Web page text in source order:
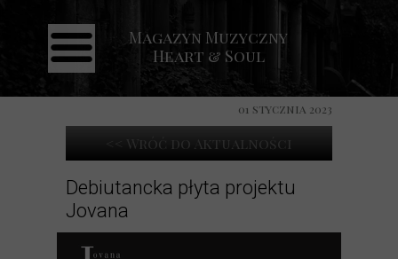
Strona główna
Aktualności
Koncerty
Galeria
Kontakt
Magazyn Muzyczny
Heart & Soul
Debiutancka płyta projektu
Jovana
<< Wróć do Aktualności
01 stycznia 2023